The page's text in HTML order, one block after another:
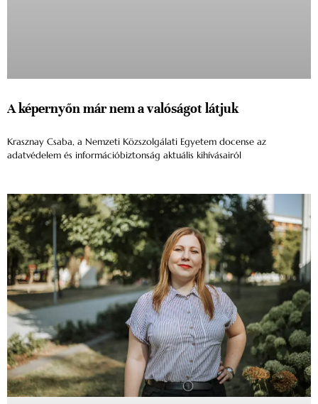
A képernyőn már nem a valóságot látjuk
Krasznay Csaba, a Nemzeti Közszolgálati Egyetem docense az
adatvédelem és információbiztonság aktuális kihívásairól